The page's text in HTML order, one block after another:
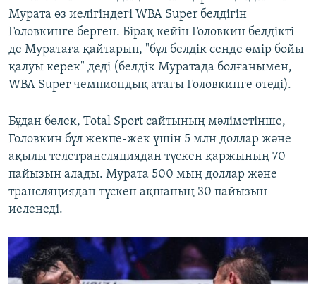
Мурата өз иелігіндегі WBA Super белдігін
Головкинге берген. Бірақ кейін Головкин белдікті
де Муратаға қайтарып, "бұл белдік сенде өмір бойы
қалуы керек" деді (белдік Муратада болғанымен,
WBA Super чемпиондық атағы Головкинге өтеді).
Бұдан бөлек, Total Sport сайтының мәліметінше,
Головкин бұл жекпе-жек үшін 5 млн доллар және
ақылы телетрансляциядан түскен қаржының 70
пайызын алады. Мурата 500 мың доллар және
трансляциядан түскен ақшаның 30 пайызын
иеленеді.